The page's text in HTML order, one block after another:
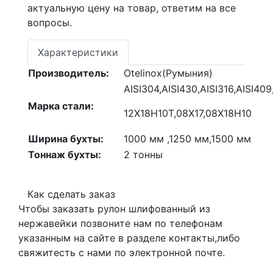
актуальную цену на товар, ответим на все
вопросы.
Характеристики
Производитель:
Otelinox(Румыния)
Марка стали:
12X18Н10Т,08Х17,08Х18Н10
Ширина бухты:
1000 мм ,1250 мм,1500 мм
Тоннаж бухты:
2 тонны
Как сделать заказ
Чтобы заказать рулон шлифованный из
нержавейки позвоните нам по телефонам
указанным на сайте в разделе контакты,либо
свяжитесть с нами по электронной почте.